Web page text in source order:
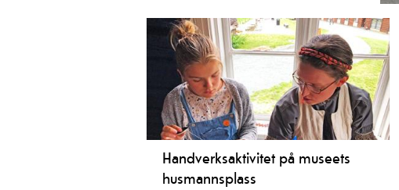
Eit stort moderne museum med stavkyrkje,
Ope for bestilling utanom sesong.
Handverksaktivitet på museets
husmannsplass